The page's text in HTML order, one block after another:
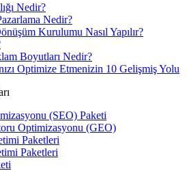
Nedir?
Nedir?
Kurulumu Nasıl Yapılır?
Boyutları Nedir?
Optimize Etmenizin 10 Gelişmiş Yolu
(SEO) Paketi
Optimizasyonu (GEO)
Paketleri
Paketleri